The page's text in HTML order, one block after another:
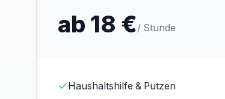
ab 18 €/ Stunde
Haushaltshilfe & Putzen